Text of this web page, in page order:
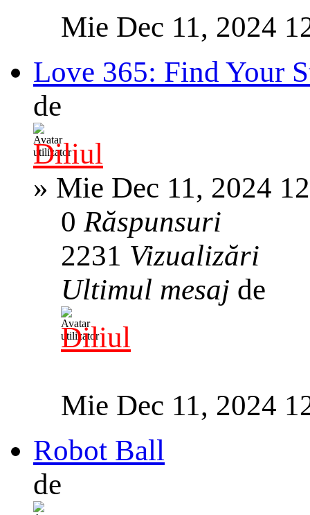
Mie Dec 11, 2024
Love 365: Find Your
de
Diliul
» Mie Dec 11, 2024
0Răspunsuri
2231 Vizualizări
Ultimul mesaj de
Diliul
Mie Dec 11, 2024
Robot Ball
de